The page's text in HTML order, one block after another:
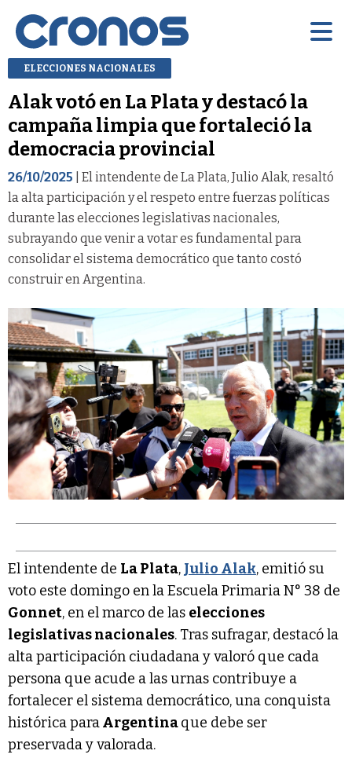
ELECCIONES NACIONALES
Alak votó en La Plata y destacó la
campaña limpia que fortaleció la
democracia provincial
26/10/2025 | El intendente de La Plata, Julio Alak, resaltó
la alta participación y el respeto entre fuerzas políticas
durante las elecciones legislativas nacionales,
subrayando que venir a votar es fundamental para
consolidar el sistema democrático que tanto costó
construir en Argentina.
El intendente de La Plata, Julio Alak, emitió su
voto este domingo en la Escuela Primaria N° 38 de
Gonnet, en el marco de las elecciones
legislativas nacionales. Tras sufragar, destacó la
alta participación ciudadana y valoró que cada
persona que acude a las urnas contribuye a
fortalecer el sistema democrático, una conquista
histórica paraArgentinaque debe ser
preservada y valorada.